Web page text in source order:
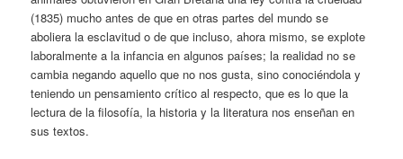
(1835) mucho antes de que en otras partes del mundo se
aboliera la esclavitud o de que incluso, ahora mismo, se explote
laboralmente a la infancia en algunos países; la realidad no se
cambia negando aquello que no nos gusta, sino conociéndola y
teniendo un pensamiento crítico al respecto, que es lo que la
lectura de la filosofía, la historia y la literatura nos enseñan en
sus textos.